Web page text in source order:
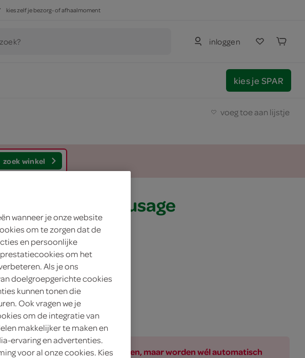
kies zelf je bezorg- of afhaalmoment
inloggen
kies je SPAR
voeg toe aan lijstje
zoek winkel
panini spicy sausage
zijn niet zichtbaar bij de producten, maar worden wél automatisch
wanneer je onze website
om te zorgen dat de
en persoonlijke
om het
Als je ons
doelgroepgerichte cookies
kunnen tonen die
Ook vragen we je
om de integratie van
makkelijker te maken en
ervaring en advertenties.
voor al onze cookies. Kies